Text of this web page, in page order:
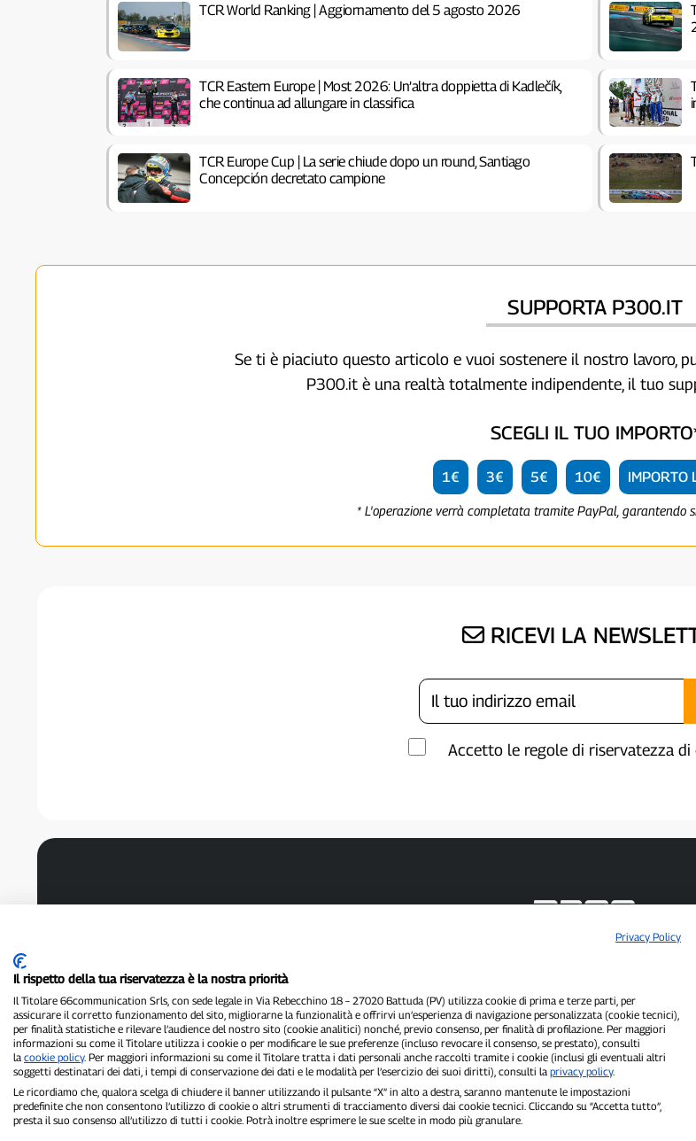
TCR World Ranking | Aggiornamento del 5 agosto 2026
TCR Eastern Europe | Most 2026: Un’altra doppietta di Kadlečík,
che continua ad allungare in classifica
TCR Europe Cup | La serie chiude dopo un round, Santiago
Concepción decretato campione
SUPPORTA P300.IT
Se ti è piaciuto questo articolo e vuoi sostenere il nostro lavoro,
P300.it è una realtà totalmente indipendente, il tuo
SCEGLI IL TUO
1€ 3€ 5€ 10€ IMPORTO
* L'operazione verrà completata tramite PayPal, garantendo
RICEVI LA
Accetto le regole di riservatezza
P300.it è una Testata Giornalistica
Registrazione numero 1/2021 del 1/2/2021 -
-
Direttore Responsabile:Alessandro Secchi- Vicedirettore:
Privacy Policy-Cookie Policy
"Se è successo davvero, lo trovi su
Copyright © P300.it 2012-2026
Privacy Policy
Il rispetto della tua riservatezza è la nostra priorità
Il Titolare 66communication Srls, con sede legale in Via Rebecchino 18 – 27020 Battuda (PV) utilizza cookie di prima e terze parti, per
assicurare il corretto funzionamento del sito, migliorarne la funzionalità e offrirvi un’esperienza di navigazione personalizzata (cookie tecnici),
per finalità statistiche e rilevare l’audience del nostro sito (cookie analitici) nonché, previo consenso, per finalità di profilazione. Per maggiori
informazioni su come il Titolare utilizza i cookie o per modificare le sue preferenze (incluso revocare il consenso, se prestato), consulti
la cookie policy. Per maggiori informazioni su come il Titolare tratta i dati personali anche raccolti tramite i cookie (inclusi gli eventuali altri
soggetti destinatari dei dati, i tempi di conservazione dei dati e le modalità per l’esercizio dei suoi diritti), consulti la privacy policy.
Le ricordiamo che, qualora scelga di chiudere il banner utilizzando il pulsante “X” in alto a destra, saranno mantenute le impostazioni
predefinite che non consentono l’utilizzo di cookie o altri strumenti di tracciamento diversi dai cookie tecnici. Cliccando su “Accetta tutto”,
presta il suo consenso all’utilizzo di tutti i cookie. Potrà inoltre esprimere le sue scelte in modo più granulare.